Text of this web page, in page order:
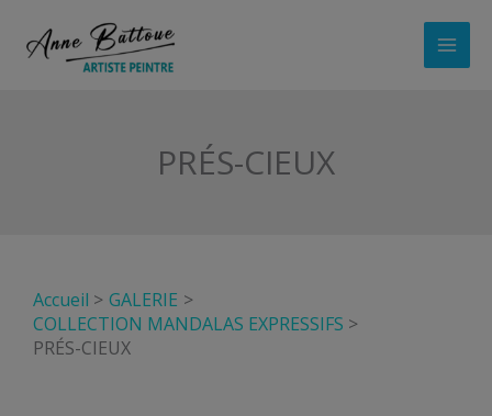
PRÉS-CIEUX
Accueil
GALERIE
COLLECTION MANDALAS EXPRESSIFS
PRÉS-CIEUX